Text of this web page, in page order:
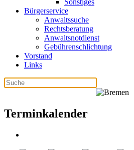
Sonstiges
Bürgerservice
Anwaltssuche
Rechtsberatung
Anwaltsnotdienst
Gebührenschlichtung
Vorstand
Links
Terminkalender